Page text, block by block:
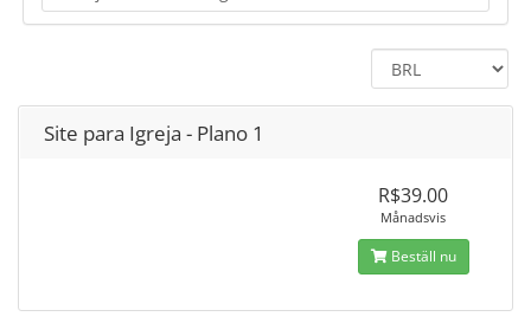
Site para Igreja - Plano 1
R$39.00
Månadsvis
Beställ nu